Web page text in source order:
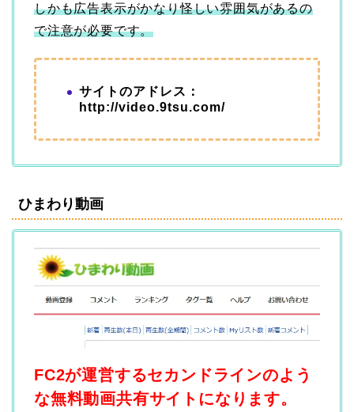
しかも広告表示がかなり怪しい雰囲気があるの
で注意が必要です。
サイトのアドレス：
http://video.9tsu.com/
ひまわり動画
FC2が運営するセカンドラインのよう
な無料動画共有サイトになります。